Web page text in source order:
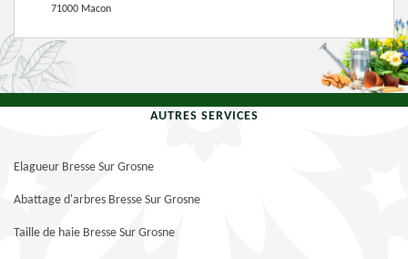
71000 Macon
AUTRES SERVICES
Elagueur Bresse Sur Grosne
Abattage d'arbres Bresse Sur Grosne
Taille de haie Bresse Sur Grosne